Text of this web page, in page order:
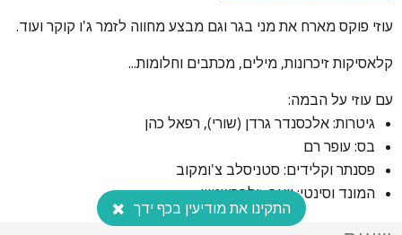
עוזי פוקס מארח את מני בגר וגם מבצע מחווה לזמר ג'ו קוקר ועוד.
קלאסיקות זיכרונות, מילים, מכתבים וחלומות...
עם עוזי על הבמה:
גיטרות: אלכסנדר גרדן (שורי), רפאל כהן
בס: עופר רם
פסנתר וקלידים: סטניסלב צ'ומקוב
המונד וסינטי: יואב זילברשטיין
התקינו את מודיעין בכף ידך